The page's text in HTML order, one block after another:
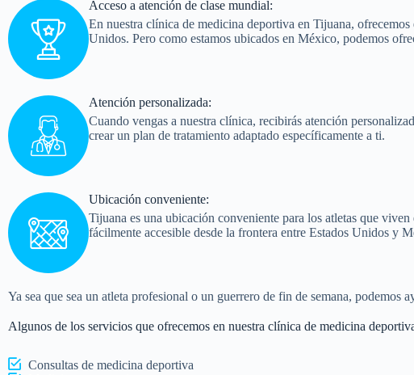
Acceso a atención de clase mundial:
En nuestra clínica de medicina deportiva en Tijuana,
Unidos. Pero como estamos ubicados en México, podemos
Atención personalizada:
Cuando vengas a nuestra clínica, recibirás atención
crear un plan de tratamiento adaptado específicamente a ti.
Ubicación conveniente:
Tijuana es una ubicación conveniente para los atletas que
fácilmente accesible desde la frontera entre Estados Unidos y
Ya sea que sea un atleta profesional o un guerrero de fin de semana, podemos
Algunos de los servicios que ofrecemos en nuestra clínica de medicina
Consultas de medicina deportiva